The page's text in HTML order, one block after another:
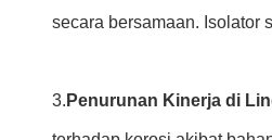
secara bersamaan. Isolator
3. Penurunan Kinerja di